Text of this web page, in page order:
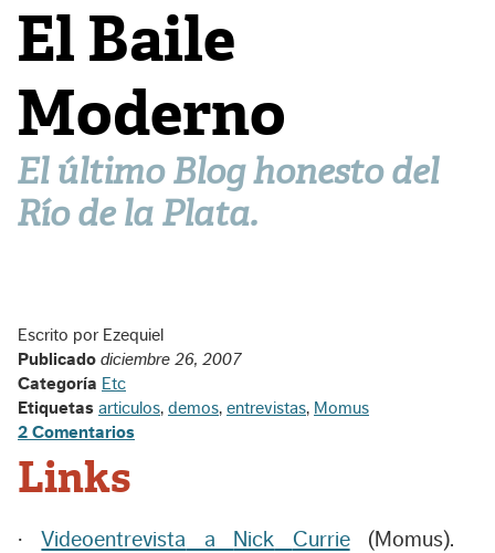
El Baile
Moderno
El último Blog honesto del
Río de la Plata.
Escrito por Ezequiel
Publicado diciembre 26, 2007
Categoría Etc
Etiquetas articulos, demos, entrevistas, Momus
2 Comentarios
Links
·Videoentrevista a Nick Currie(Momus).